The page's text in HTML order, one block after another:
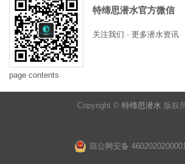
特缔思潜水官方微信
关注我们 · 更多潜水资讯
page contents
Copyright © 特缔思潜水 版权
琼公网安备